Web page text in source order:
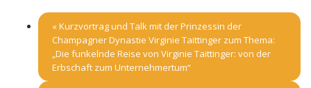
«Kurzvortrag und Talk mit der Prinzessin der
Champagner Dynastie Virginie Taittinger zum Thema:
„Die funkelnde Reise von Virginie Taittinger: von der
Erbschaft zum Unternehmertum“